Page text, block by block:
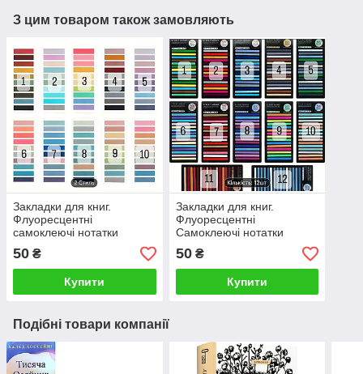
З цим товаром також замовляють
Закладки для книг.
Флуоресцентні
самоклеючі нотатки
50 ₴
Купити
Закладки для книг.
Флуоресцентні
Самоклеючі нотатки
50₴
Купити
Подібні товари компанії